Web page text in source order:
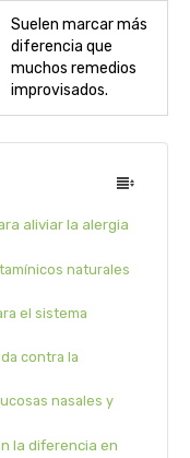
Suelen marcar más
diferencia que
muchos remedios
improvisados.
aliviar la alergia
naturales
el sistema
contra la
nasales y
la diferencia en